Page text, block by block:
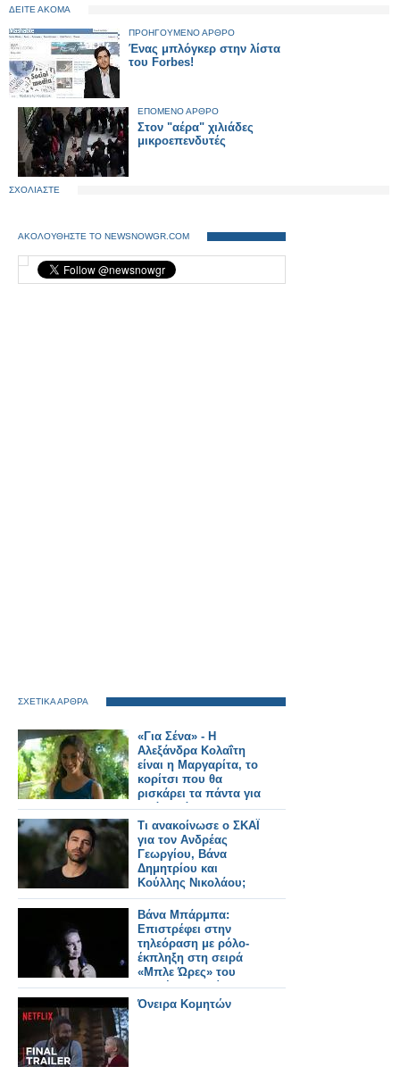
ΔΕΙΤΕ ΑΚΟΜΑ
ΠΡΟΗΓΟΥΜΕΝΟ ΑΡΘΡΟ
Ένας μπλόγκερ στην λίστα
του Forbes!
ΕΠΟΜΕΝΟ ΑΡΘΡΟ
Στον "αέρα" χιλιάδες
μικροεπενδυτές
ΣΧΟΛΙΑΣΤΕ
ΑΚΟΛΟΥΘΗΣΤΕ ΤΟ NEWSNOWGR.COM
ΣΧΕΤΙΚΑ ΑΡΘΡΑ
«Για Σένα» - Η
Αλεξάνδρα Κολαΐτη
είναι η Μαργαρίτα, το
κορίτσι που θα
ρισκάρει τα πάντα για
τα όνειρά της
Τι ανακοίνωσε ο ΣΚΑΪ
για τον Ανδρέας
Γεωργίου, Βάνα
Δημητρίου και
Κούλλης Νικολάου;
Βάνα Μπάρμπα:
Επιστρέφει στην
τηλεόραση με ρόλο-
έκπληξη στη σειρά
«Μπλε Ώρες» του
Αντρέα Γεωργίου
Όνειρα Κομητών